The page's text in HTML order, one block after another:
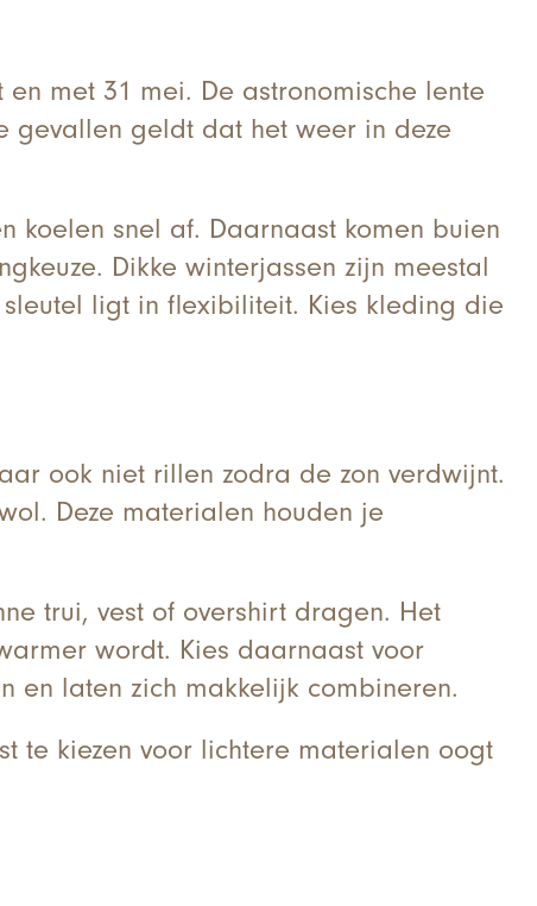
met 31 mei. De astronomische lente
gevallen geldt dat het weer in deze
koelen snel af. Daarnaast komen buien
Dikke winterjassen zijn meestal
ligt in flexibiliteit. Kies kleding die
ook niet rillen zodra de zon verdwijnt.
Deze materialen houden je
trui, vest of overshirt dragen. Het
wordt. Kies daarnaast voor
en laten zich makkelijk combineren.
te kiezen voor lichtere materialen oogt